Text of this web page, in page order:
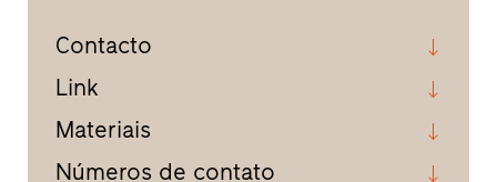
Contacto
Link
Materiais
Números de contato